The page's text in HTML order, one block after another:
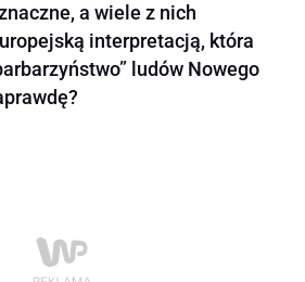
a wiele z nich
interpretacją, która
ludów Nowego